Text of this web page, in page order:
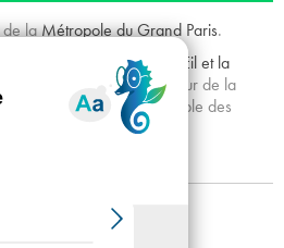
de laMétropole du Grand Paris.
TRAM invite le café
L’Œil et la
blanche culinaire autour de la
offerte à l’ensemble des